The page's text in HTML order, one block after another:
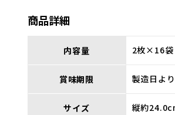
商品詳細
内容量 2枚×16袋
賞味期限 製造日よ
サイズ 縦約